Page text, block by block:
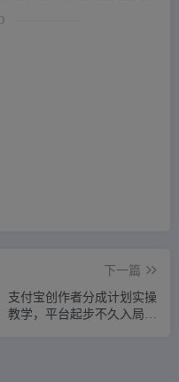
下一篇
支付宝创作者分成计划实操
教学，平台起步不久入局好